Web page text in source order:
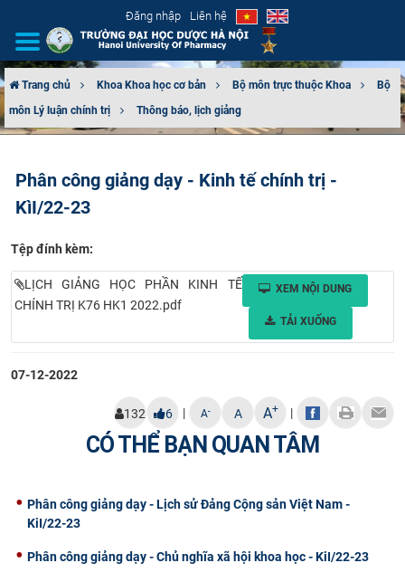
Đăng nhập Liên hệ
GIỚI THIỆU
TUYỂN SINH
ĐÀO TẠO
ĐẢM BẢO CHẤT LƯỢNG
KHOA HỌC CÔNG NGHỆ
HTQT
CỰU NGƯỜI HỌC
Trang chủ Khoa Khoa học cơ bản Bộ môn trực thuộc Khoa
Bộ
môn Lý luận chính trị
Thông báo, lịch giảng
Phân công giảng dạy - Kinh tế chính trị -
KìI/22-23
Tệp đính kèm:
LỊCH GIẢNG HỌC PHẦN KINH TẾ
CHÍNH TRỊ K76 HK1 2022.pdf
XEM NỘI DUNG
TẢI XUỐNG
07-12-2022
132 6 | A- A A+ |
CÓ THỂ BẠN QUAN TÂM
Phân công giảng dạy - Lịch sử Đảng Cộng sản Việt Nam -
KiI/22-23
Phân công giảng dạy - Chủ nghĩa xã hội khoa học - KiI/22-23